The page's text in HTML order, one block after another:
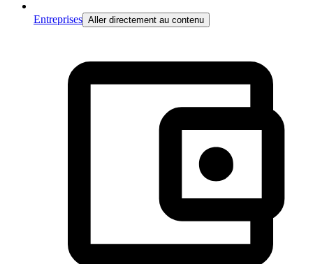
Entreprises Aller directement au contenu